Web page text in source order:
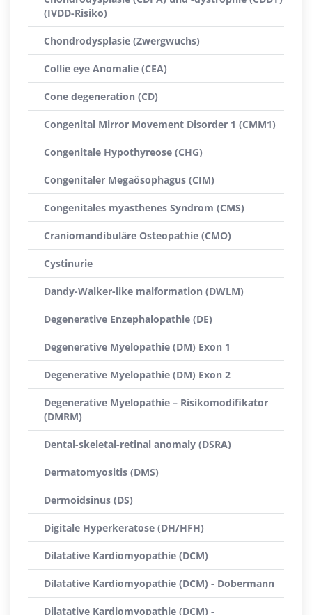
(IVDD-Risiko)
Chondrodysplasie (Zwergwuchs)
Collie eye Anomalie (CEA)
Cone degeneration (CD)
Congenital Mirror Movement Disorder 1 (CMM1)
Congenitale Hypothyreose (CHG)
Congenitaler Megaösophagus (CIM)
Congenitales myasthenes Syndrom (CMS)
Craniomandibuläre Osteopathie (CMO)
Cystinurie
Dandy-Walker-like malformation (DWLM)
Degenerative Enzephalopathie (DE)
Degenerative Myelopathie (DM) Exon 1
Degenerative Myelopathie (DM) Exon 2
Degenerative Myelopathie – Risikomodifikator
(DMRM)
Dental-skeletal-retinal anomaly (DSRA)
Dermatomyositis (DMS)
Dermoidsinus (DS)
Digitale Hyperkeratose (DH/HFH)
Dilatative Kardiomyopathie (DCM)
Dilatative Kardiomyopathie (DCM) - Dobermann
Dilatative Kardiomyopathie (DCM) -